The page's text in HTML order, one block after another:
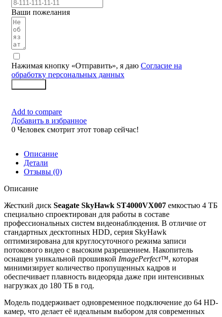
Ваши пожелания
Нажимая кнопку «Отправить», я даю Согласие на
обработку персональных данных
Add to compare
Добавить в избранное
0 Человек смотрит этот товар сейчас!
Описание
Детали
Отзывы (0)
Описание
Жесткий диск Seagate SkyHawk ST4000VX007 емкостью 4 ТБ
специально спроектирован для работы в составе
профессиональных систем видеонаблюдения. В отличие от
стандартных десктопных HDD, серия SkyHawk
оптимизирована для круглосуточного режима записи
потокового видео с высоким разрешением. Накопитель
оснащен уникальной прошивкой ImagePerfect™, которая
минимизирует количество пропущенных кадров и
обеспечивает плавность видеоряда даже при интенсивных
нагрузках до 180 ТБ в год.
Модель поддерживает одновременное подключение до 64 HD-
камер, что делает её идеальным выбором для современных